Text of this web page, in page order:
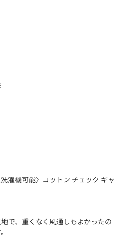
濯機可能〉コットン チェック ギャ
で、重くなく風通しもよかったの